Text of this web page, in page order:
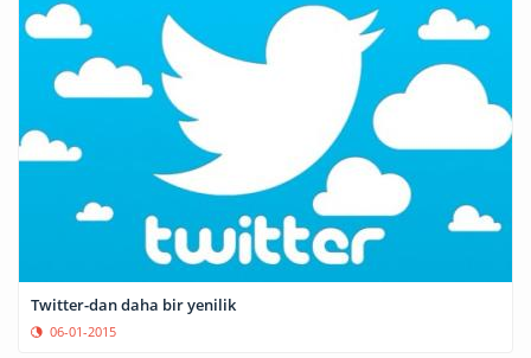
Twitter-dan daha bir yenilik
06-01-2015